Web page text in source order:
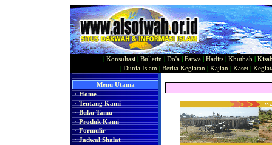
Konsultasi Bulletin Do'a Fatwa Hadits Khutbah
Dunia Islam Berita Kegiatan Kajian Kaset|
Menu Utama
· Home
· Tentang Kami
· Buku Tamu
· Produk Kami
· Formulir
· Jadwal Shalat